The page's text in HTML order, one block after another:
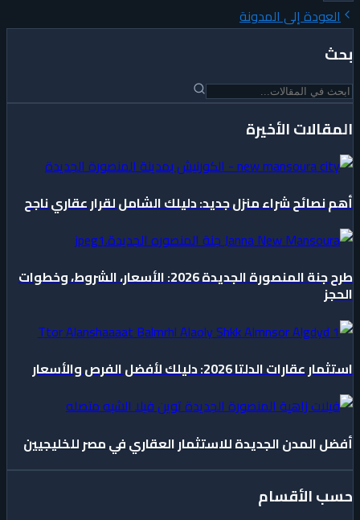
العودة إلى المدونة
بحث
المقالات الأخيرة
أهم نصائح شراء منزل جديد: دليلك الشامل لقرار عقاري ناجح
طرح جنة المنصورة الجديدة 2026: الأسعار، الشروط، وخطوات
الحجز
استثمار عقارات الدلتا 2026: دليلك لأفضل الفرص والأسعار
أفضل المدن الجديدة للاستثمار العقاري في مصر للخليجيين
حسب الأقسام